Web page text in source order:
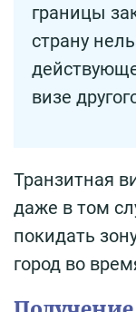
границы
страну
визе
Транзитная
даже в том
покидать
город во